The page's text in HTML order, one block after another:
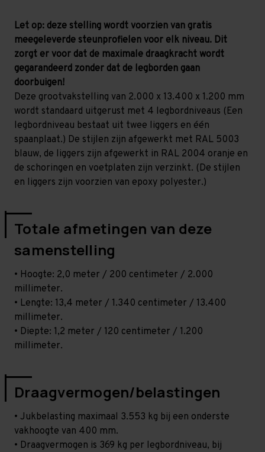
Let op: deze stelling wordt voorzien van gratis
meegeleverde steunprofielen voor elk niveau. Dit
zorgt er voor dat de maximale draagkracht wordt
gegarandeerd zonder dat de legborden gaan
doorbuigen!
Deze grootvakstelling van 2.000 x 13.400 x 1.200 mm
wordt standaard uitgerust met 4 legbordniveaus (Een
legbordniveau bestaat uit twee liggers en één
spaanplaat.) De stijlen zijn afgewerkt met RAL 5003
blauw, de liggers zijn afgewerkt in RAL 2004 oranje en
de schoringen en voetplaten zijn verzinkt. (De stijlen
en liggers zijn voorzien van epoxy polyester.)
Totale afmetingen van deze
samenstelling
• Hoogte: 2,0 meter / 200 centimeter / 2.000
millimeter.
• Lengte: 13,4 meter / 1.340 centimeter / 13.400
millimeter.
• Diepte: 1,2 meter / 120 centimeter / 1.200
millimeter.
Draagvermogen/belastingen
• Jukbelasting maximaal 3.553 kg bij een onderste
vakhoogte van 400 mm.
• Draagvermogen is 369 kg per legbordniveau, bij